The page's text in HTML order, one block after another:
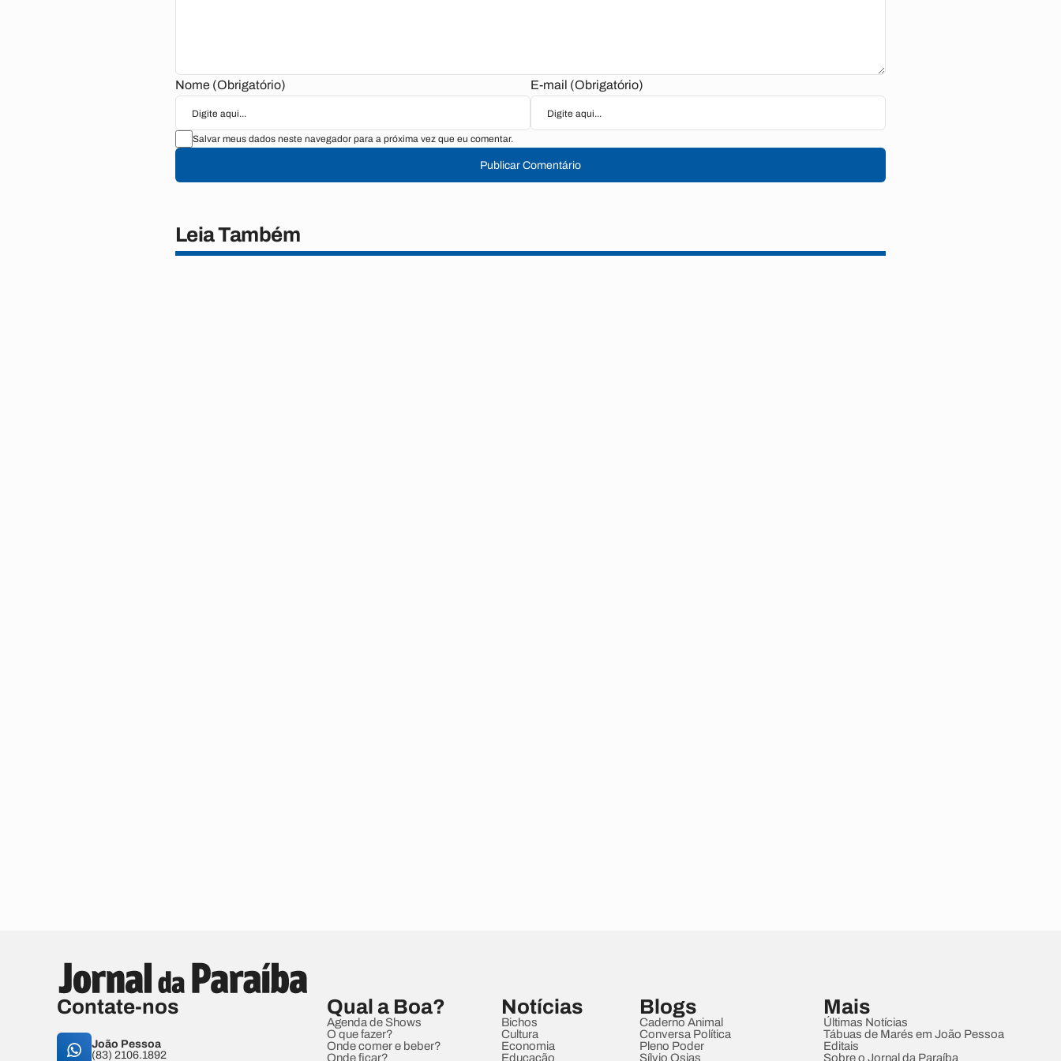
Nome (Obrigatório) E-mail (Obrigatório)
Salvar meus dados neste navegador para a próxima vez que eu comentar.
Publicar Comentário
Leia Também
Contate-nos
João Pessoa
(83) 2106.1892
Qual a Boa?
Agenda de Shows
O que fazer?
Onde comer e beber?
Onde ficar?
Notícias
Bichos
Cultura
Economia
Educação
Blogs
Caderno Animal
Conversa Política
Pleno Poder
Sílvio Osias
Mais
Últimas Notícias
Tábuas de Marés em João Pessoa
Editais
Sobre o Jornal da Paraíba